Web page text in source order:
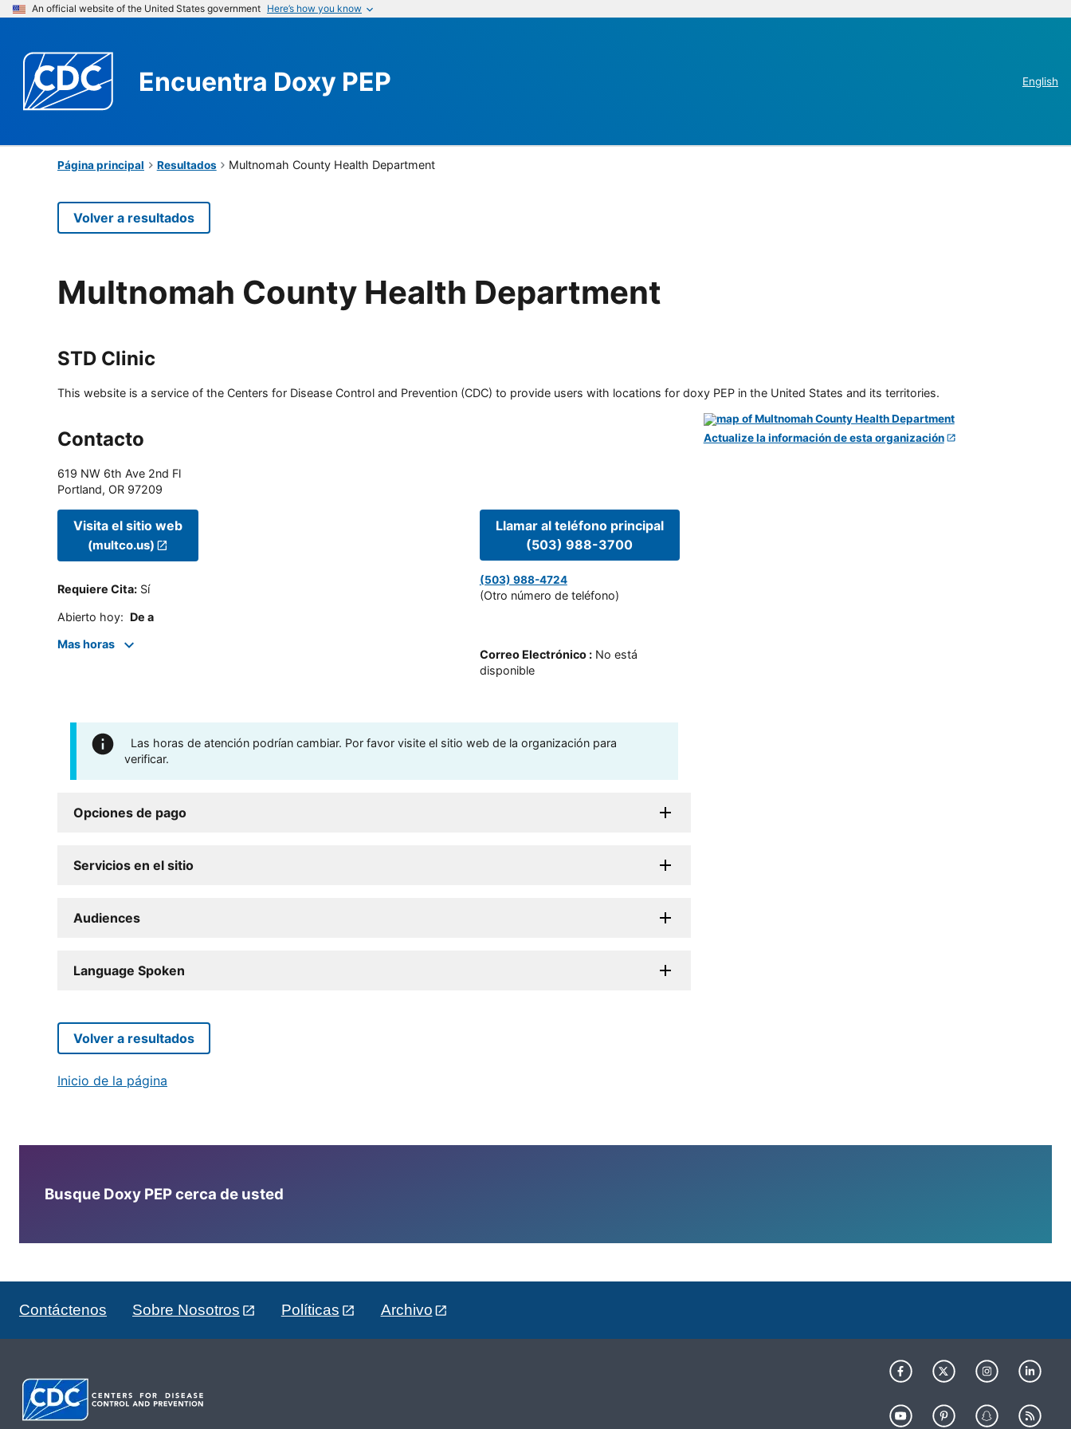
An official website of the United States government Here’s how you know
Encuentra Doxy PEP English
Página principal Resultados Multnomah County Health Department
Volver a resultados
Multnomah County Health Department
STD Clinic
This website is a service of the Centers for Disease Control and Prevention (CDC) to provide users with locations for doxy PEP in the United States and its territories.
Contacto
619 NW 6th Ave 2nd Fl
Portland, OR 97209
Visita el sitio web
(multco.us)
Requiere Cita: Sí
Abierto hoy: De a
Mas horas
Llamar al teléfono principal
(503) 988-3700
(503) 988-4724
(Otro número de teléfono)
Correo Electrónico: No está
disponible
Las horas de atención podrían cambiar. Por favor visite el sitio web de la organización para
verificar.
Opciones de pago
Servicios en el sitio
Audiences
Language Spoken
Actualize la información de esta organización
Volver a resultados
Inicio de la página
Busque Doxy PEP cerca de usted
Contáctenos Sobre Nosotros Políticas Archivo